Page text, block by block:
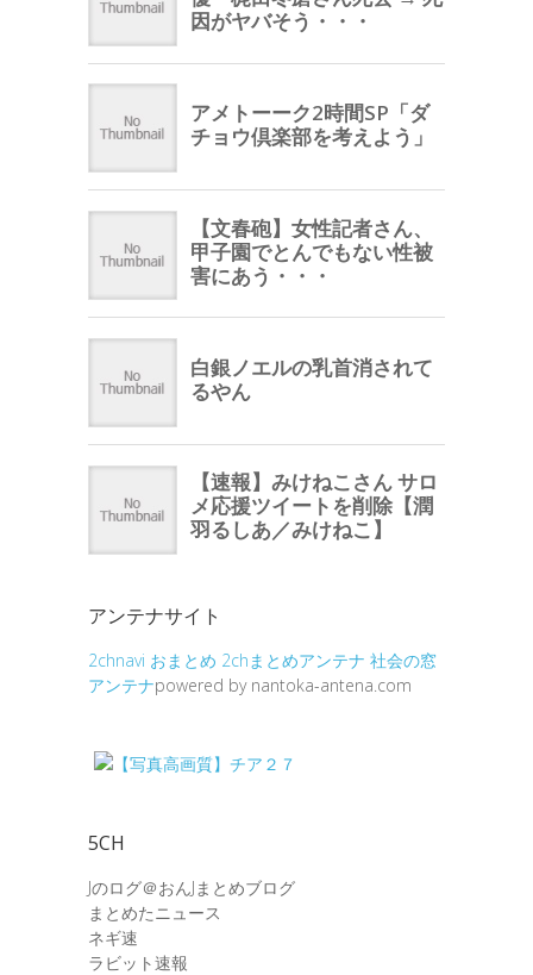
アンテナサイト
2chnavi おまとめ 2chまとめアンテナ 社会の窓
アンテナpowered by nantoka-antena.com
5CH
Jのログ＠おんJまとめブログ
まとめたニュース
ネギ速
ラビット速報